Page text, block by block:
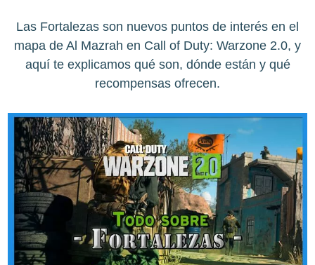
Las Fortalezas son nuevos puntos de interés en el
mapa de Al Mazrah en Call of Duty: Warzone 2.0, y
aquí te explicamos qué son, dónde están y qué
recompensas ofrecen.